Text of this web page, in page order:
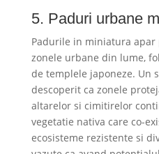
5. Paduri urbane
Padurile in miniatura
zonele urbane din lume,
de templele japoneze. Un
descoperit ca zonele
altarelor si cimitirelor
vegetatie nativa care co-
ecosisteme rezistente si